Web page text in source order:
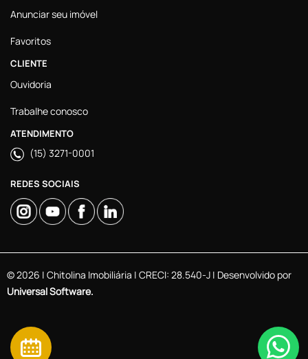
Anunciar seu imóvel
Favoritos
CLIENTE
Ouvidoria
Trabalhe conosco
ATENDIMENTO
(15) 3271-0001
REDES SOCIAIS
© 2026 | Chitolina Imobiliária | CRECI: 28.540-J | Desenvolvido por
Universal Software.